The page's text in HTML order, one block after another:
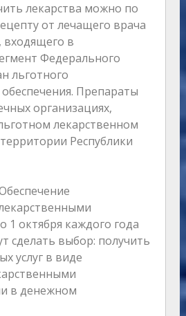
лекарства можно по
от лечащего врача
входящего в
Федерального
льготного
Препараты
организациях,
лекарственном
Республики
1 октября каждого года
сделать выбор: получить
услуг в виде
в денежном